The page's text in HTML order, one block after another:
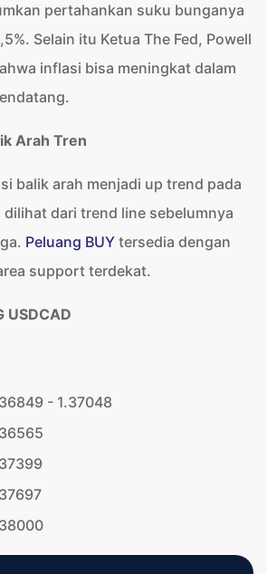
pertahankan suku bunganya
Selain itu Ketua The Fed, Powell
inflasi bisa meningkat dalam
Arah Tren
balik arah menjadi up trend pada
dilihat dari trend line sebelumnya
Peluang BUY tersedia dengan
support terdekat.
USDCAD
- 1.37048